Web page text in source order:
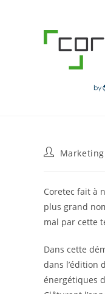
PostMarketing
Coretec fait à
plus grand
mal par cette
Dans cette
dans l’édition
énergétiques